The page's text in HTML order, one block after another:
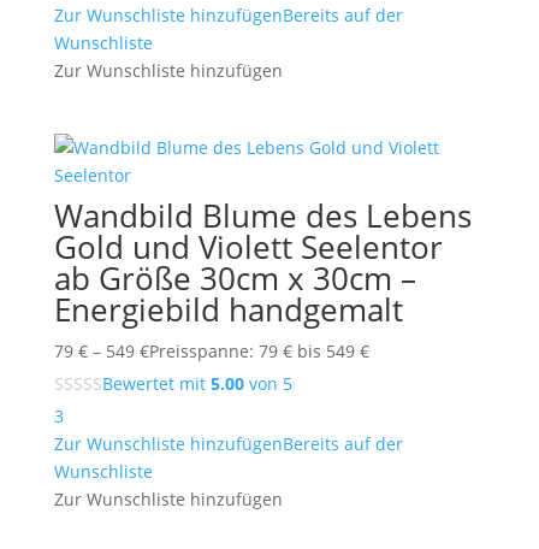
Zur Wunschliste hinzufügenBereits auf der
Wunschliste
Zur Wunschliste hinzufügen
Wandbild Blume des Lebens
Gold und Violett Seelentor
ab Größe 30cm x 30cm –
Energiebild handgemalt
79 € – 549 €Preisspanne: 79 € bis 549 €
Bewertet mit 5.00von 5
3
Zur Wunschliste hinzufügenBereits auf der
Wunschliste
Zur Wunschliste hinzufügen